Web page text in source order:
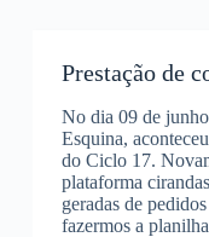
Prestação de
No dia 09 de
Esquina,
do Ciclo 17.
plataforma
geradas de
fazermos a